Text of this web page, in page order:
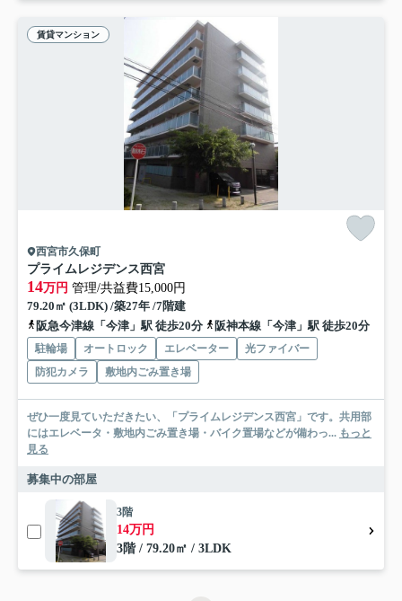
賃貸マンション
西宮市久保町
プライムレジデンス西宮
14万円 管理/共益費15,000円
79.20㎡ (3LDK) /築27年 /7階建
阪急今津線「今津」駅 徒歩20分
阪神本線「今津」駅 徒歩20分
駐輪場 オートロック エレベーター
光ファイバー
防犯カメラ
敷地内ごみ置き場
ぜひ一度見ていただきたい、「プライムレジデンス西宮」です。共用部
にはエレベータ・敷地内ごみ置き場・バイク置場などが備わっ... もっと
見る
募集中の部屋
3階
14万円
3階 / 79.20㎡ / 3LDK